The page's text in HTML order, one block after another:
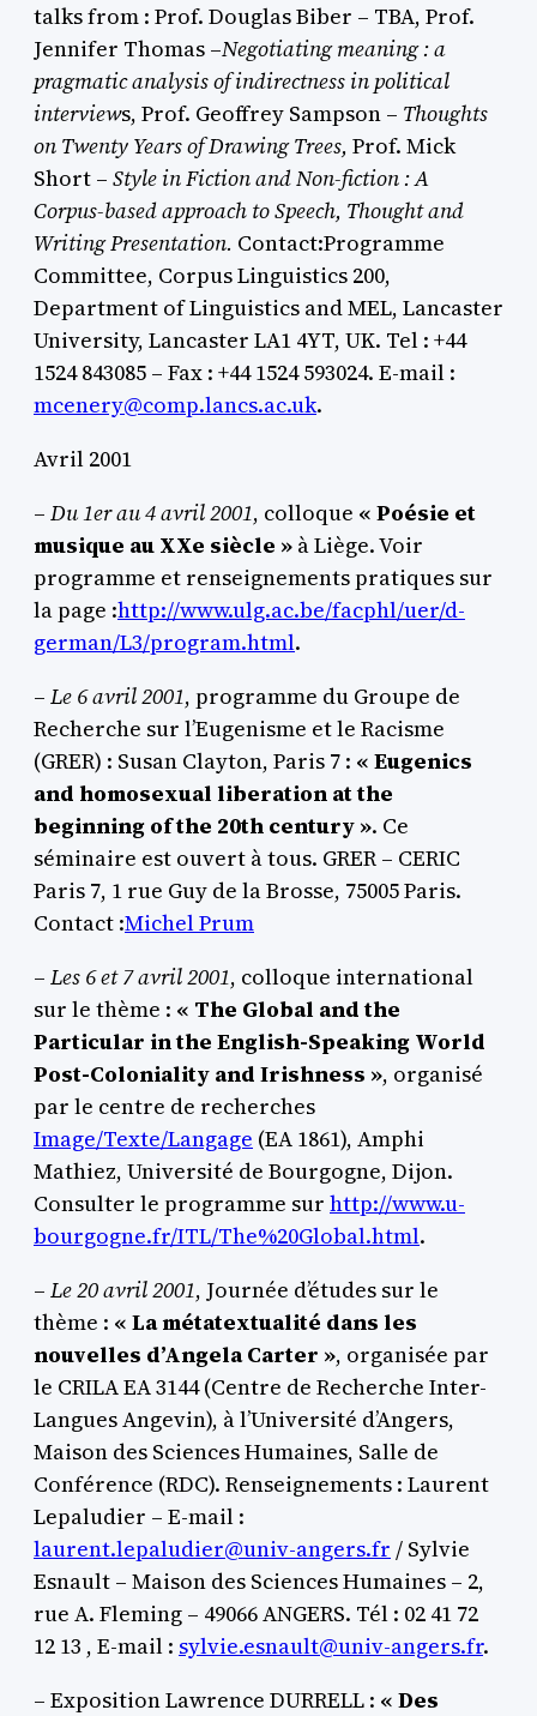
talks from : Prof. Douglas Biber – TBA, Prof.
Jennifer Thomas –Negotiating meaning : a
pragmatic analysis of indirectness in political
interviews, Prof. Geoffrey Sampson – Thoughts
on Twenty Years of Drawing Trees, Prof. Mick
Short – Style in Fiction and Non-fiction : A
Corpus-based approach to Speech, Thought and
Writing Presentation. Contact:Programme
Committee, Corpus Linguistics 200,
Department of Linguistics and MEL, Lancaster
University, Lancaster LA1 4YT, UK. Tel : +44
1524 843085 – Fax : +44 1524 593024. E-mail :
mcenery@comp.lancs.ac.uk.
Avril 2001
– Du 1er au 4 avril 2001, colloque « Poésie et
musique au XXe siècle » à Liège. Voir
programme et renseignements pratiques sur
la page :http://www.ulg.ac.be/facphl/uer/d-
german/L3/program.html.
– Le 6 avril 2001, programme du Groupe de
Recherche sur l’Eugenisme et le Racisme
(GRER) : Susan Clayton, Paris 7 : « Eugenics
and homosexual liberation at the
beginning of the 20th century ». Ce
séminaire est ouvert à tous. GRER – CERIC
Paris 7, 1 rue Guy de la Brosse, 75005 Paris.
Contact :Michel Prum
– Les 6 et 7 avril 2001, colloque international
sur le thème : « The Global and the
Particular in the English-Speaking World
Post-Coloniality and Irishness », organisé
par le centre de recherches
Image/Texte/Langage (EA 1861), Amphi
Mathiez, Université de Bourgogne, Dijon.
Consulter le programme sur http://www.u-
bourgogne.fr/ITL/The%20Global.html.
– Le 20 avril 2001, Journée d’études sur le
thème : « La métatextualité dans les
nouvelles d’Angela Carter », organisée par
le CRILA EA 3144 (Centre de Recherche Inter-
Langues Angevin), à l’Université d’Angers,
Maison des Sciences Humaines, Salle de
Conférence (RDC). Renseignements : Laurent
Lepaludier – E-mail :
laurent.lepaludier@univ-angers.fr / Sylvie
Esnault – Maison des Sciences Humaines – 2,
rue A. Fleming – 49066 ANGERS. Tél : 02 41 72
12 13 , E-mail : sylvie.esnault@univ-angers.fr.
– Exposition Lawrence DURRELL : « Des